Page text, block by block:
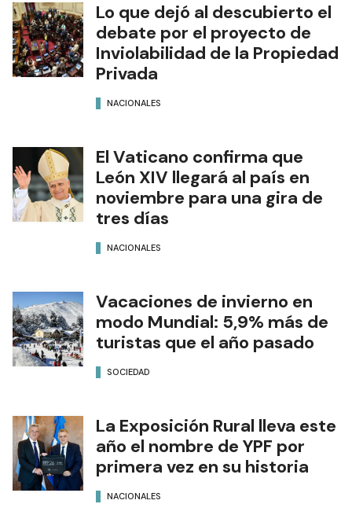
Lo que dejó al descubierto el
debate por el proyecto de
Inviolabilidad de la Propiedad
Privada
NACIONALES
El Vaticano confirma que
León XIV llegará al país en
noviembre para una gira de
tres días
NACIONALES
Vacaciones de invierno en
modo Mundial: 5,9% más de
turistas que el año pasado
SOCIEDAD
La Exposición Rural lleva este
año el nombre de YPF por
primera vez en su historia
NACIONALES